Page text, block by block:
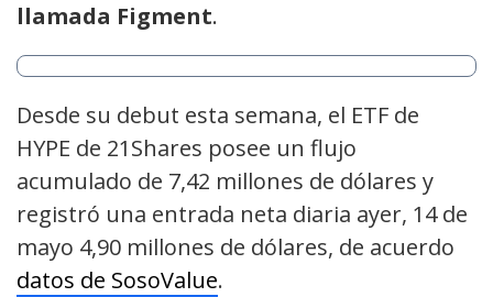
llamada Figment.
Desde su debut esta semana, el ETF de
HYPE de 21Shares posee un flujo
acumulado de 7,42 millones de dólares y
registró una entrada neta diaria ayer, 14 de
mayo 4,90 millones de dólares, de acuerdo
datos de SosoValue.